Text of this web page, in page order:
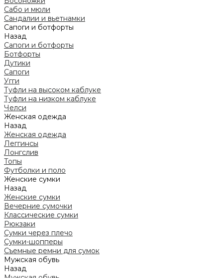
Сабо и мюли
Сандалии и вьетнамки
Сапоги и ботфорты
Назад
Сапоги и ботфорты
Ботфорты
Дутики
Сапоги
Угги
Туфли на высоком каблуке
Туфли на низком каблуке
Челси
Женская одежда
Назад
Женская одежда
Леггинсы
Лонгслив
Топы
Футболки и поло
Женские сумки
Назад
Женские сумки
Вечерние сумочки
Классические сумки
Рюкзаки
Сумки через плечо
Сумки-шопперы
Съемные ремни для сумок
Мужская обувь
Назад